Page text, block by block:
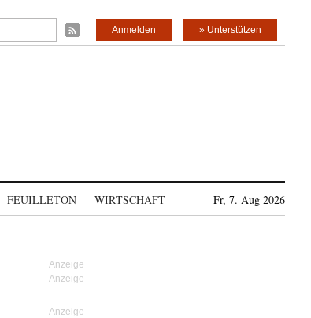
» Unterstützen
Anmelden
FEUILLETON WIRTSCHAFT Fr, 7. Aug 2026
Anzeige